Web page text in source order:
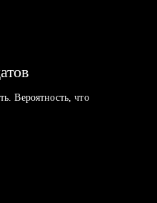
Вероятность, что